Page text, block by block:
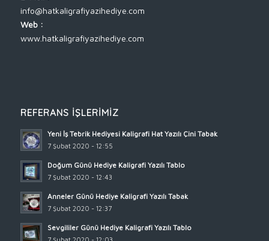
info@hatkaligrafiyazihediye.com
Web :
www.hatkaligrafiyazihediye.com
REFERANS İŞLERIMIZ
Yeni İş Tebrik Hediyesi Kaligrafi Hat Yazılı Çini Tabak
7 Şubat 2020 - 12:55
Doğum Günü Hediye Kaligrafi Yazılı Tablo
7 Şubat 2020 - 12:43
Anneler Günü Hediye Kaligrafi Yazılı Tabak
7 Şubat 2020 - 12:37
Sevgililer Günü Hediye Kaligrafi Yazılı Tablo
7 Şubat 2020 - 12:03